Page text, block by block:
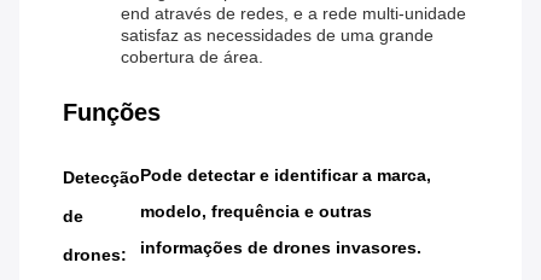
end através de redes, e a rede multi-unidade
satisfaz as necessidades de uma grande
cobertura de área.
Funções
Detecção
de
drones:
Pode detectar e identificar a marca,
modelo, frequência e outras
informações de drones invasores.